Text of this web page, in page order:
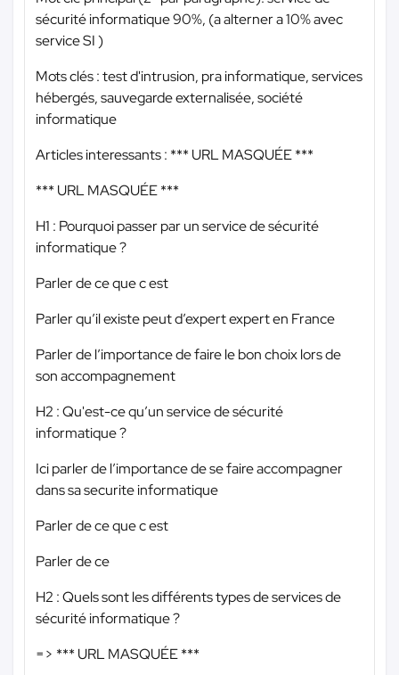
sécurité informatique 90%, (a alterner a 10% avec
service SI )
Mots clés : test d'intrusion, pra informatique, services
hébergés, sauvegarde externalisée, société
informatique
Articles interessants : *** URL MASQUÉE ***
*** URL MASQUÉE ***
H1 : Pourquoi passer par un service de sécurité
informatique ?
Parler de ce que c est
Parler qu’il existe peut d’expert expert en France
Parler de l’importance de faire le bon choix lors de
son accompagnement
H2 : Qu'est-ce qu’un service de sécurité
informatique ?
Ici parler de l’importance de se faire accompagner
dans sa securite informatique
Parler de ce que c est
Parler de ce
H2 : Quels sont les différents types de services de
sécurité informatique ?
=> *** URL MASQUÉE ***